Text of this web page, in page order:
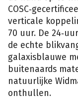
verticale
70 uur. De
de echte
galaxisblauwe
buitenaards
natuurlijke
onthullen.